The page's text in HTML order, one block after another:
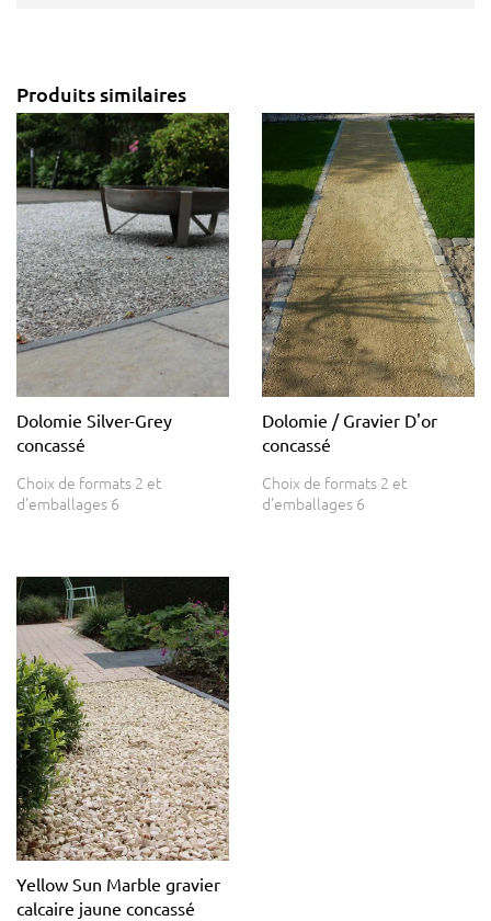
Produits similaires
Dolomie Silver-Grey
concassé
Choix de formats 2 et
d'emballages 6
Dolomie / Gravier D'or
concassé
Choix de formats 2 et
d'emballages 6
Yellow Sun Marble gravier
calcaire jaune concassé